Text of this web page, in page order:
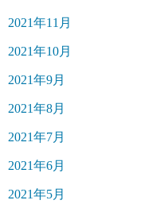
2021年11月
2021年10月
2021年9月
2021年8月
2021年7月
2021年6月
2021年5月